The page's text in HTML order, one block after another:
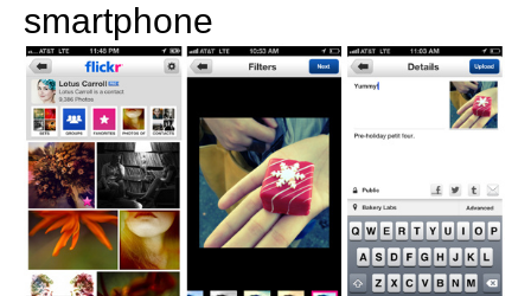
smartphone